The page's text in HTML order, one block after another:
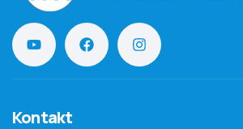
Kontakt